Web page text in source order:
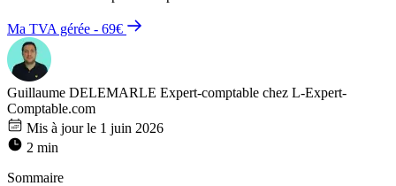
Ma TVA gérée - 69€
Guillaume DELEMARLE Expert-comptable chez L-Expert-
Comptable.com
Mis à jour le 1 juin 2026
2 min
Sommaire